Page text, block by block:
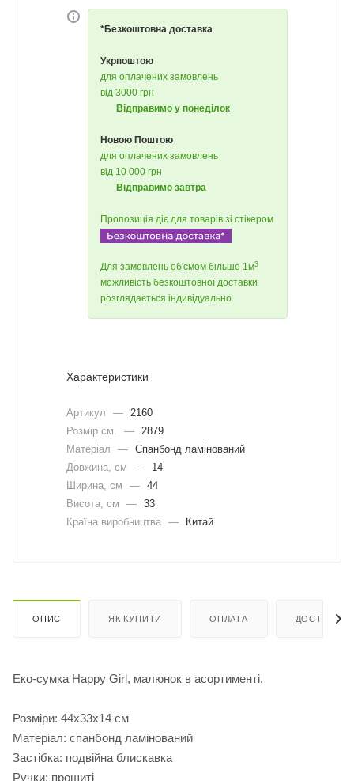
*Безкоштовна доставка
Укрпоштою
для оплачених замовлень
від 3000 грн
Відправимо у понеділок
Новою Поштою
для оплачених замовлень
від 10 000 грн
Відправимо завтра
Пропозиція діє для товарів зі стікером
Для замовлень об'ємом більше 1м3
можливість безкоштовної доставки
розглядається індивідуально
Характеристики
Артикул —
2160
Розмір см.
—
2879
Матеріал
— Спанбонд ламінований
Довжина, cм
—
14
Ширина, cм
— 44
Висота, см
— 33
Країна виробництва — Китай
ОПИС ЯК КУПИТИ ОПЛАТА ДОСТАВКА
Еко-сумка Happy Girl, малюнок в асортименті.
Розміри: 44х33х14 см
Матеріал: спанбонд ламінований
Застібка: подвійна блискавка
Ручки: прошиті